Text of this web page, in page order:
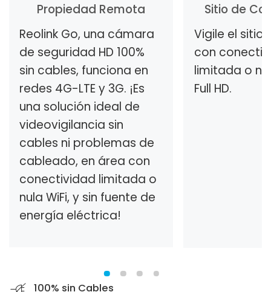
Propiedad Remota
Reolink Go, una cámara
de seguridad HD 100%
sin cables, funciona en
redes 4G-LTE y 3G. ¡Es
una solución ideal de
videovigilancia sin
cables ni problemas de
cableado, en área con
conectividad limitada o
nula WiFi, y sin fuente de
energía eléctrica!
Sitio de
Vigile el sitio
con
limitada o
Full HD.
100% sin Cables